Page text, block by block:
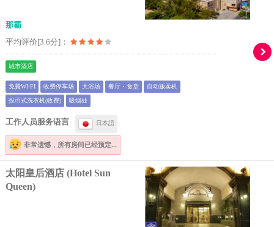
那霸
平均评价[3.6分]：
城市酒店
免費WI-FI 收费停车场 大浴场 餐厅・食堂 自动贩卖机
投币式洗衣机(收费) 吸烟处
工作人员服务语言 日本語
非常遗憾， 所有房间已经预定...
太阳皇后酒店 (Hotel Sun
Queen)